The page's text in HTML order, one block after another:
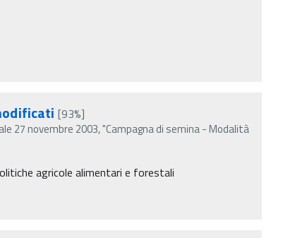
[93%]
27 novembre 2003, "Campagna di semina - Modalità
agricole alimentari e forestali